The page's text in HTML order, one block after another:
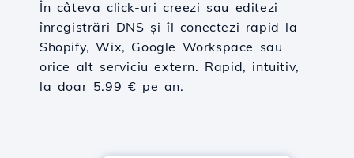
În câteva click-uri creezi sau editezi
înregistrări DNS și îl conectezi rapid la
Shopify, Wix, Google Workspace sau
orice alt serviciu extern. Rapid, intuitiv,
la doar 5.99 € pe an.